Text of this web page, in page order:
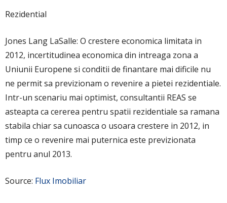
Rezidential
Jones Lang LaSalle: O crestere economica limitata in
2012, incertitudinea economica din intreaga zona a
Uniunii Europene si conditii de finantare mai dificile nu
ne permit sa previzionam o revenire a pietei rezidentiale.
Intr-un scenariu mai optimist, consultantii REAS se
asteapta ca cererea pentru spatii rezidentiale sa ramana
stabila chiar sa cunoasca o usoara crestere in 2012, in
timp ce o revenire mai puternica este previzionata
pentru anul 2013.
Source: Flux Imobiliar